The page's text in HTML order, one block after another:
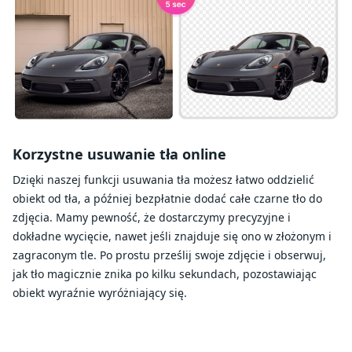
Korzystne usuwanie tła online
Dzięki naszej funkcji usuwania tła możesz łatwo oddzielić
obiekt od tła, a później bezpłatnie dodać całe czarne tło do
zdjęcia. Mamy pewność, że dostarczymy precyzyjne i
dokładne wycięcie, nawet jeśli znajduje się ono w złożonym i
zagraconym tle. Po prostu prześlij swoje zdjęcie i obserwuj,
jak tło magicznie znika po kilku sekundach, pozostawiając
obiekt wyraźnie wyróżniający się.